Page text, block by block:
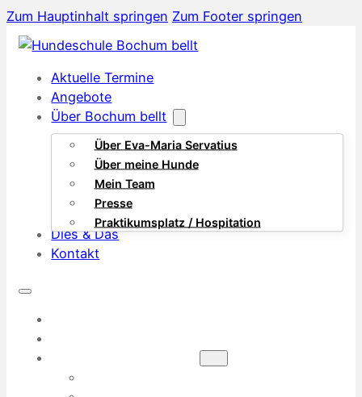
Zum Hauptinhalt springen Zum Footer springen
Aktuelle Termine
Angebote
Über Bochum bellt
Über Eva-Maria Servatius
Über meine Hunde
Mein Team
Presse
Praktikumsplatz / Hospitation
Dies & Das
Kontakt